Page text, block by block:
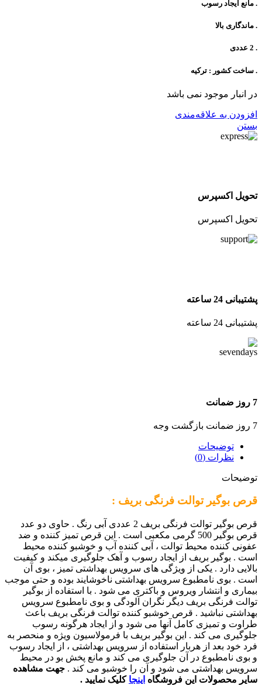
. مانع ایجاد رسوب
. ماندگاری بالا
. 2 عددی
. ساخت کشور : ترکیه
در انبار موجود نمی باشد
افزودن به علاقه‌مندی
بستن
تحویل اکسپرس
تحویل اکسپرس
پشتیبانی 24 ساعته
پشتیبانی 24 ساعته
7 روز ضمانت
7 روز ضمانت بازگشت وجه
توضیحات
نظرات (0)
توضیحات
قرص بوگیر توالت فرنگی بریف :
قرص بوگیر توالت فرنگی بریف 2 عددی آبی رنگ . حاوی دو عدد
قرص بوگیر 500 گرمی مکعبی است . این قرص تمیز کننده و ضد
عفونی کننده محیط توالت ، آبی کننده آب و خوشبو کننده محیط
است . بوگیر بریف از ایجاد رسوب و آهک جلوگیری میکند و کیفیت
بالایی دارد . یکی از ویژگی های سرویس بهداشتی تمیز ، بوی آن
است . بوی نامطبوع سرویس بهداشتی ناخوشایند بوده و حتی موجب
بیماری و انتشار ویروس و باکتری می شود . با استفاده از بوگیر
توالت فرنگی بریف دیگر نگران آلودگی و بوی نامطبوع سرویس
بهداشتی نباشید . قرص خوشبو کننده توالت فرنگی بریف باعث
طراوت و تمیزی کامل آنها می شود و از ایجاد هرگونه رسوب
جلوگیری می کند . این بوگیر بریف با فرمولاسیون ویژه و منحصر به
فرد خود بعد از هربار استفاده از سرویس بهداشتی ، از ایجاد رسوب
و بوی نامطبوع در آن جلوگیری می کند و مانع پخش بو در محیط
سرویس بهداشتی می شود و آن را خوشبو می کند . جهت مشاهده
سایر محصولات این فروشگاه اینجا کلیک نمایید .